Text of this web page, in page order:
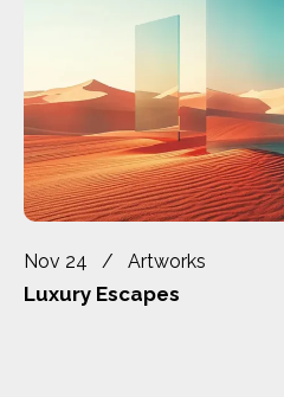
Nov 24 Artworks
Luxury Escapes